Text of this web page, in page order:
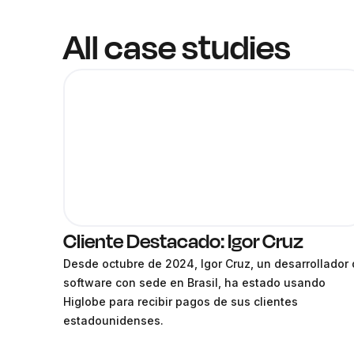
All case studies
Cliente Destacado: Igor Cruz
Desde octubre de 2024, Igor Cruz, un desarrollador
software con sede en Brasil, ha estado usando
Higlobe para recibir pagos de sus clientes
estadounidenses.